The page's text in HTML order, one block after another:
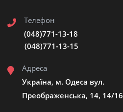
Телефон
(048)771-13-18
(048)771-13-15
Адреса
Україна, м. Одеса вул.
Преображенська, 14, 14/16